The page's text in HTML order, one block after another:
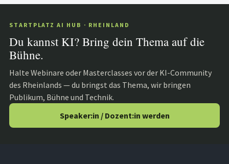
STARTPLATZ AI HUB · RHEINLAND
Du kannst KI? Bring dein Thema auf die
Bühne.
Halte Webinare oder Masterclasses vor der KI-Community
des Rheinlands — du bringst das Thema, wir bringen
Publikum, Bühne und Technik.
Speaker:in / Dozent:in werden